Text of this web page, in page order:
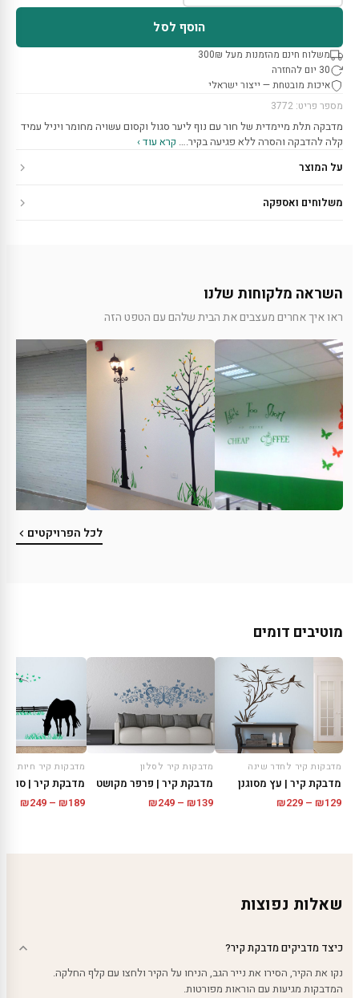
הוסף לסל
משלוח חינם מהזמנות מעל 300₪
30 יום להחזרה
איכות מובטחת — ייצור ישראלי
מספר פריט: 3772
מדבקה תלת מיימדית של חור עם נוף ליער סגול וקסום עשויה מחומר ויניל עמיד
קלה להדבקה והסרה ללא פגיעה בקיר.… קרא עוד ›
על המוצר
משלוחים ואספקה
השראה מלקוחות שלנו
ראו איך אחרים מעצבים את הבית שלהם עם הטפט הזה
לכל הפרויקטים
מוטיבים דומים
מדבקות קיר לחדר שינה
מדבקת קיר | עץ מסוגנן
₪129
–
₪229
מדבקות קיר לסלון
מדבקת קיר | פרפר מקושט
₪139
–
₪249
מדבקות קיר חיות
מדבקת קיר | סוס
₪189
–
₪249
שאלות נפוצות
כיצד מדביקים מדבקת קיר?
נקו את הקיר, הסירו את נייר הגב, הניחו על הקיר ולחצו עם קלף החלקה.
המדבקות מגיעות עם הוראות מפורטות.